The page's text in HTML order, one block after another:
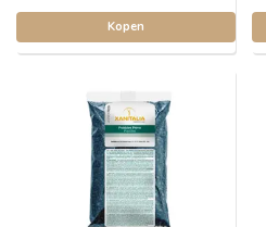
Kopen